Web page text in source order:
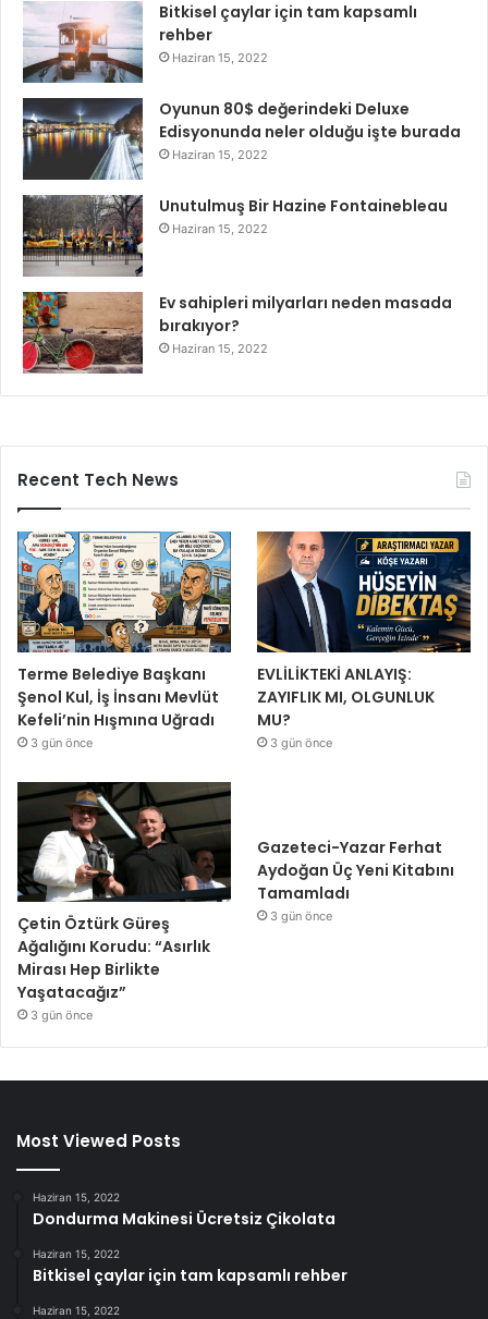
Bitkisel çaylar için tam kapsamlı
rehber
Haziran 15, 2022
Oyunun 80$ değerindeki Deluxe
Edisyonunda neler olduğu işte burada
Haziran 15, 2022
Unutulmuş Bir Hazine Fontainebleau
Haziran 15, 2022
Ev sahipleri milyarları neden masada
bırakıyor?
Haziran 15, 2022
Recent Tech News
Terme Belediye Başkanı
Şenol Kul, İş İnsanı Mevlüt
Kefeli’nin Hışmına Uğradı
3 gün önce
EVLİLİKTEKİ ANLAYIŞ:
ZAYIFLIK MI, OLGUNLUK
MU?
3 gün önce
Çetin Öztürk Güreş
Ağalığını Korudu: “Asırlık
Mirası Hep Birlikte
Yaşatacağız”
3 gün önce
Gazeteci-Yazar Ferhat
Aydoğan Üç Yeni Kitabını
Tamamladı
3 gün önce
Most Viewed Posts
Haziran 15, 2022
Dondurma Makinesi Ücretsiz Çikolata
Haziran 15, 2022
Bitkisel çaylar için tam kapsamlı rehber
Haziran 15, 2022